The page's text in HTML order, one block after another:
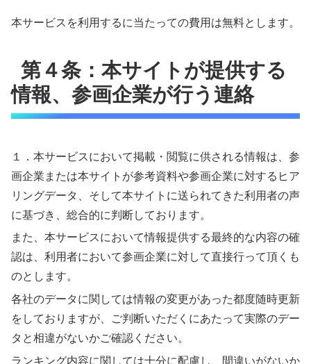
本サービスを利用するに当たっての費用は無料とします。
第４条：本サイトが提供する
情報、参画企業が行う連絡
１．本サービスにおいて掲載・閲覧に供される情報は、参
画企業または本サイトが参考資料や参画企業に対するヒア
リングデータ、そして本サイトに送られてきた利用者の声
に基づき、総合的に判断しております。
また、本サービスにおいて情報提供する最終的な内容の確
認は、利用者において参画企業に対して直接行って頂くも
のとします。
各社のデータに関しては情報の変更があった都度随時更新
をしておりますが、ご判断いただくにあたって実際のデー
タと相違がないかご確認ください。
ランキング内容に関しては十分に配慮し、間違いがないか